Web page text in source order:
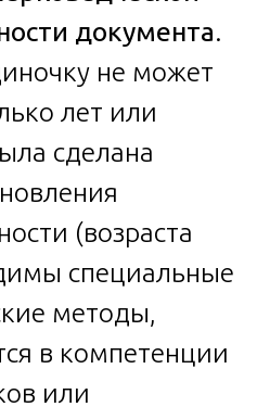
документа.
не может
лет или
сделана
(возраста
специальные
методы,
в компетенции
или